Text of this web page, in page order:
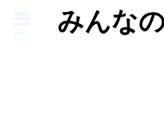
みんな